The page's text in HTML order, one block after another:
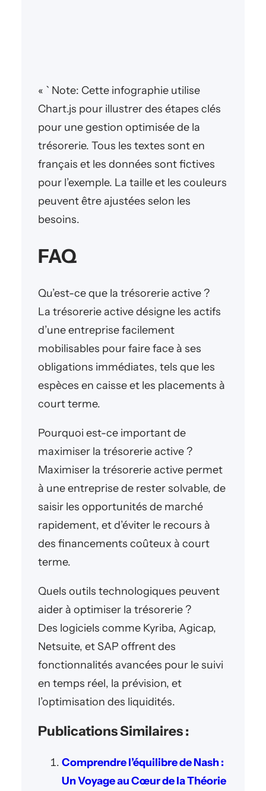
« ` Note: Cette infographie utilise
Chart.js pour illustrer des étapes clés
pour une gestion optimisée de la
trésorerie. Tous les textes sont en
français et les données sont fictives
pour l’exemple. La taille et les couleurs
peuvent être ajustées selon les
besoins.
FAQ
Qu’est-ce que la trésorerie active ?
La trésorerie active désigne les actifs
d’une entreprise facilement
mobilisables pour faire face à ses
obligations immédiates, tels que les
espèces en caisse et les placements à
court terme.
Pourquoi est-ce important de
maximiser la trésorerie active ?
Maximiser la trésorerie active permet
à une entreprise de rester solvable, de
saisir les opportunités de marché
rapidement, et d’éviter le recours à
des financements coûteux à court
terme.
Quels outils technologiques peuvent
aider à optimiser la trésorerie ?
Des logiciels comme Kyriba, Agicap,
Netsuite, et SAP offrent des
fonctionnalités avancées pour le suivi
en temps réel, la prévision, et
l’optimisation des liquidités.
Publications Similaires :
Comprendre l’équilibre de Nash :
Un Voyage au Cœur de la Théorie